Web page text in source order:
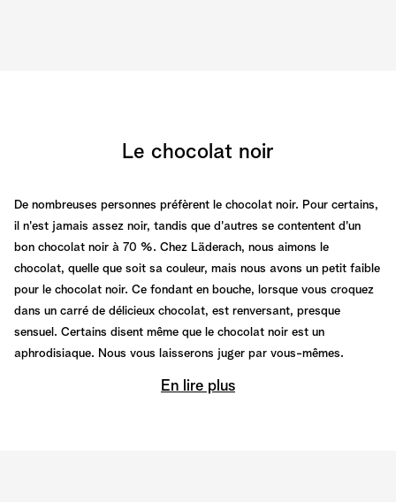
Le chocolat noir
De nombreuses personnes préfèrent le chocolat noir. Pour certains,
il n'est jamais assez noir, tandis que d'autres se contentent d'un
bon chocolat noir à 70 %. Chez Läderach, nous aimons le
chocolat, quelle que soit sa couleur, mais nous avons un petit faible
pour le chocolat noir. Ce fondant en bouche, lorsque vous croquez
dans un carré de délicieux chocolat, est renversant, presque
sensuel. Certains disent même que le chocolat noir est un
aphrodisiaque. Nous vous laisserons juger par vous-mêmes.
En lire plus